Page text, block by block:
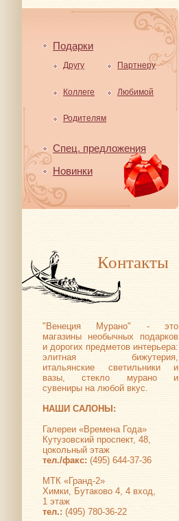
Подарки
Другу Партнеру
Коллеге Любимой
Родителям
Спец. предложения
Новинки
Контакты
"Венеция Мурано" - это
магазины необычных подарков
и дорогих предметов интерьера:
элитная бижутерия,
итальянские светильники и
вазы, стекло мурано и
сувениры на любой вкус.
НАШИ САЛОНЫ:
Галереи «Времена Года»
Кутузовский проспект, 48,
цокольный этаж
тел./факс: (495) 644-37-36
МТК «Гранд-2»
Химки, Бутаково 4, 4 вход,
1 этаж
тел.: (495) 780-36-22